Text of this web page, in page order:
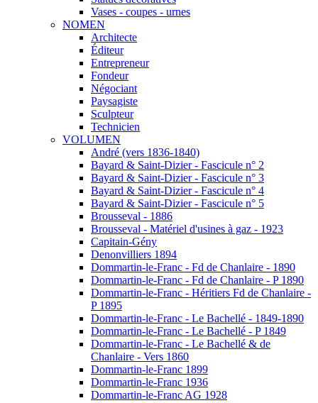
Vases - coupes - urnes
NOMEN
Architecte
Éditeur
Entrepreneur
Fondeur
Négociant
Paysagiste
Sculpteur
Technicien
VOLUMEN
André (vers 1836-1840)
Bayard & Saint-Dizier - Fascicule n° 2
Bayard & Saint-Dizier - Fascicule n° 3
Bayard & Saint-Dizier - Fascicule n° 4
Bayard & Saint-Dizier - Fascicule n° 5
Brousseval - 1886
Brousseval - Matériel d'usines à gaz - 1923
Capitain-Gény
Denonvilliers 1894
Dommartin-le-Franc - Fd de Chanlaire - 1890
Dommartin-le-Franc - Fd de Chanlaire - P 1890
Dommartin-le-Franc - Héritiers Fd de Chanlaire -
P 1895
Dommartin-le-Franc - Le Bachellé - 1849-1890
Dommartin-le-Franc - Le Bachellé - P 1849
Dommartin-le-Franc - Le Bachellé & de
Chanlaire - Vers 1860
Dommartin-le-Franc 1899
Dommartin-le-Franc 1936
Dommartin-le-Franc AG 1928